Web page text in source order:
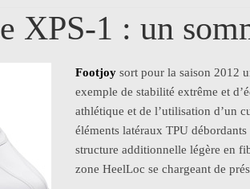
XPS-1 : un
Footjoy sort pour la saison 2012
exemple de stabilité extrême et
athlétique et de l’utilisation d’un
éléments latéraux TPU
structure additionnelle légère en
zone HeelLoc se chargeant de